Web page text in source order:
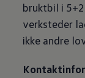
bruktbil i
verksteder
ikke andre